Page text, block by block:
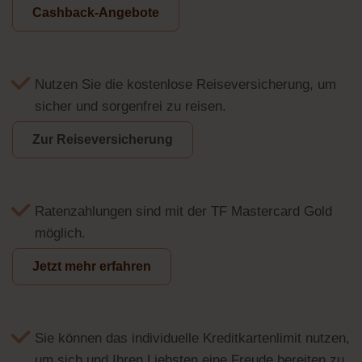
Cashback-Angebote
Nutzen Sie die kostenlose Reiseversicherung, um
sicher und sorgenfrei zu reisen.
Zur Reiseversicherung
Ratenzahlungen sind mit der TF Mastercard Gold
möglich.
Jetzt mehr erfahren
Sie können das individuelle Kreditkartenlimit nutzen,